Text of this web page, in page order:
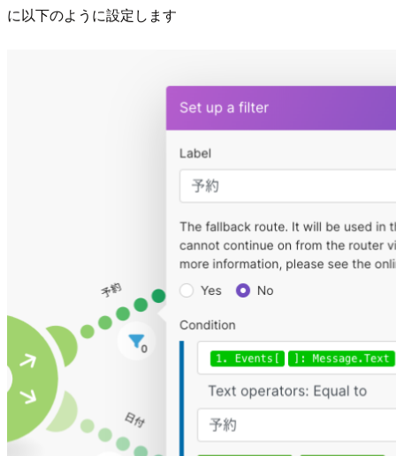
に以下のように設定します